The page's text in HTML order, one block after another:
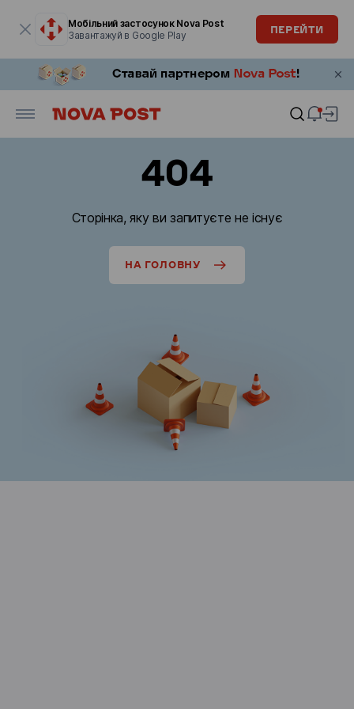
Мобільний застосунок Nova Post
Завантажуй в Google Play
ПЕРЕЙТИ
404
Сторінка, яку ви запитуєте не існує
НА ГОЛОВНУ